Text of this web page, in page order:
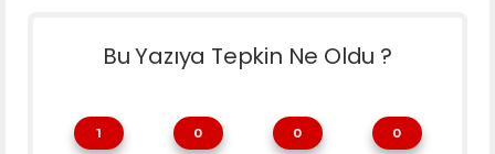
Bu Yazıya Tepkin Ne Oldu ?
1 0 0 0